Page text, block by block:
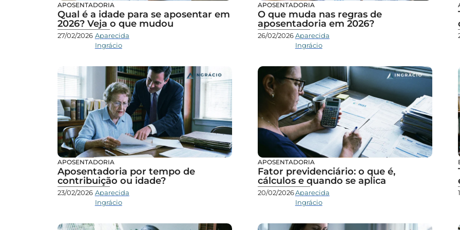
APOSENTADORIA
Qual é a idade para se aposentar em
2026? Veja o que mudou
27/02/2026 Aparecida
Ingrácio
APOSENTADORIA
O que muda nas regras de
aposentadoria em 2026?
26/02/2026Aparecida
Ingrácio
APOSENTADORIA
Aposentadoria por tempo de
contribuição ou idade?
23/02/2026 Aparecida
Ingrácio
APOSENTADORIA
Fator previdenciário: o que é,
cálculos e quando se aplica
20/02/2026Aparecida
Ingrácio